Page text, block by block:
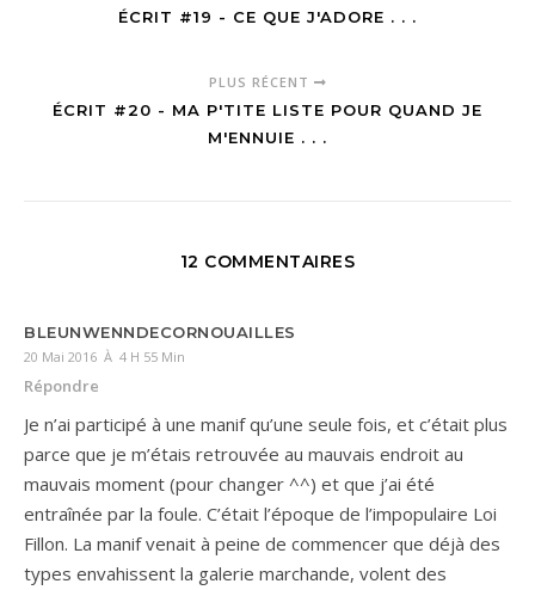
ÉCRIT #19 - CE QUE J'ADORE . . .
PLUS RÉCENT
ÉCRIT #20 - MA P'TITE LISTE POUR QUAND JE
M'ENNUIE . . .
12 COMMENTAIRES
BLEUNWENNDECORNOUAILLES
20 Mai 2016 À 4 H 55 Min
Répondre
Je n’ai participé à une manif qu’une seule fois, et c’était plus
parce que je m’étais retrouvée au mauvais endroit au
mauvais moment (pour changer ^^) et que j’ai été
entraînée par la foule. C’était l’époque de l’impopulaire Loi
Fillon. La manif venait à peine de commencer que déjà des
types envahissent la galerie marchande, volent des